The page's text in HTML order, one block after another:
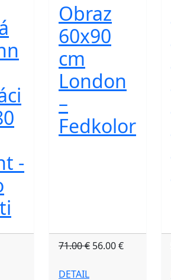
-
Obraz
60x90
cm
London
–
Fedkolor
71.00 € 56.00 €
DETAIL